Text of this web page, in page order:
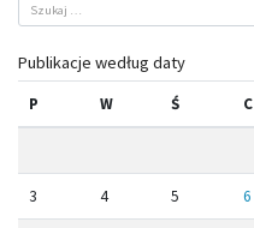
Publikacje według daty
P W Ś C
3 4 5 6